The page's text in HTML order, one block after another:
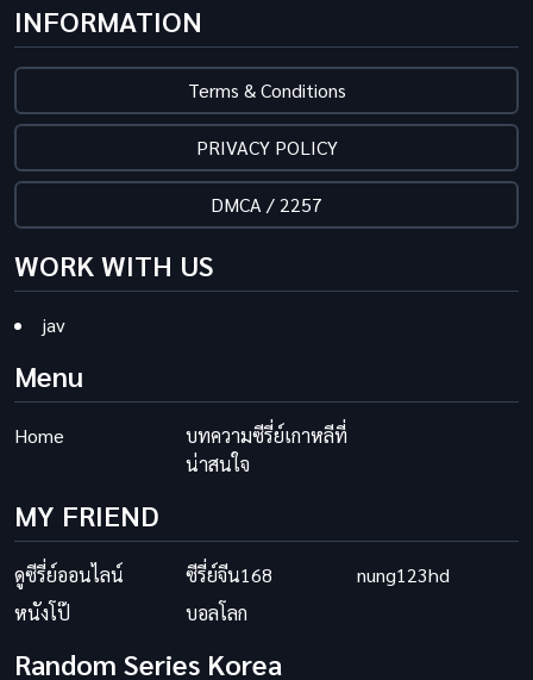
INFORMATION
Terms & Conditions
PRIVACY POLICY
DMCA / 2257
WORK WITH US
jav
Menu
Home
บทความซีรี่ย์เกาหลีที่
น่าสนใจ
MY FRIEND
ดูซีรี่ย์ออนไลน์ ซีรี่ย์จีน168
nung123hd
หนังโป๊
บอลโลก
Random Series Korea